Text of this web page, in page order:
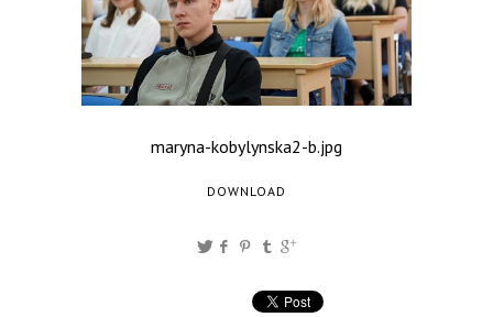
maryna-kobylynska2-b.jpg
DOWNLOAD